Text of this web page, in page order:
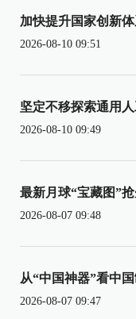
加快提升国家创新
2026-08-10 09:51
坚定不移探索通用
2026-08-10 09:49
最新月球“宝藏图”
2026-08-07 09:48
从“中国神器”看中
2026-08-07 09:47